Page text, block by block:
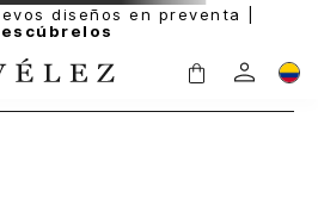
diseños en preventa |